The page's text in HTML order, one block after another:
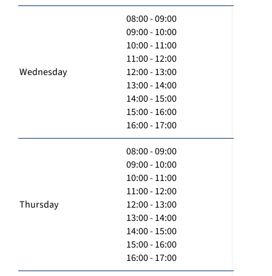
Wednesday
08:00 - 09:00
09:00 - 10:00
10:00 - 11:00
11:00 - 12:00
12:00 - 13:00
13:00 - 14:00
14:00 - 15:00
15:00 - 16:00
16:00 - 17:00
Thursday
08:00 - 09:00
09:00 - 10:00
10:00 - 11:00
11:00 - 12:00
12:00 - 13:00
13:00 - 14:00
14:00 - 15:00
15:00 - 16:00
16:00 - 17:00